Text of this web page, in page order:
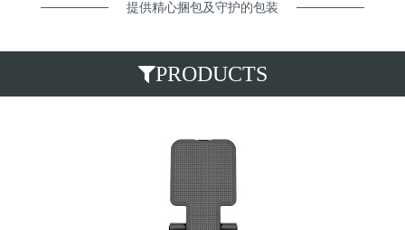
提供精心捆包及守护的包装
PRODUCTS